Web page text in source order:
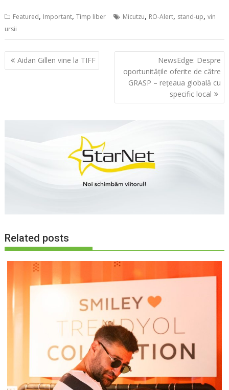
Featured, Important,Timp liber Micutzu, RO-Alert, stand-up,vin
ursii
Navigare
în
Aidan Gillen vine la TIFF
NewsEdge: Despre
oportunitățile oferite de către
GRASP – rețeaua globală cu
specific local
Related posts